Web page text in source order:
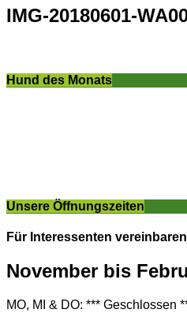
IMG-20180601-
Hund des Monats
Unsere Öffnungszeiten
Für Interessenten
November bis
MO, MI & DO: *** Geschlossen